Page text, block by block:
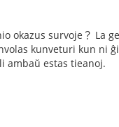
okazus survoje？ La
kunveturi kun ni
ambaŭ estas tieanoj.